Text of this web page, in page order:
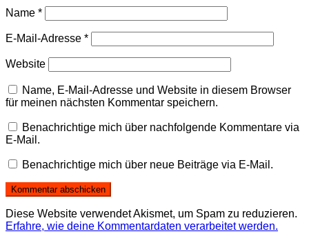
Name *
E-Mail-Adresse *
Website
Name, E-Mail-Adresse und Website in diesem Browser
für meinen nächsten Kommentar speichern.
Benachrichtige mich über nachfolgende Kommentare via
E-Mail.
Benachrichtige mich über neue Beiträge via E-Mail.
Diese Website verwendet Akismet, um Spam zu reduzieren.
Erfahre, wie deine Kommentardaten verarbeitet werden.